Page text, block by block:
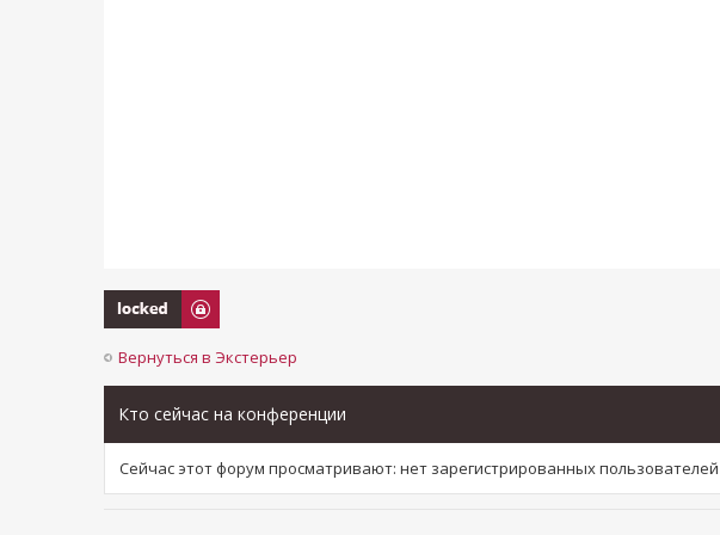
Закрыто
Вернуться в Экстерьер
Кто сейчас на конференции
Сейчас этот форум просматривают: нет зарегистрированных пользователей